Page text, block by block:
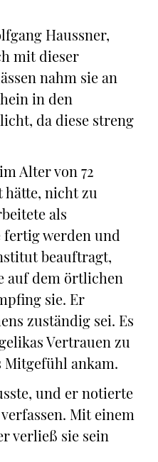
Haussner,
mit dieser
nahm sie an
in den
da diese streng
Alter von 72
hätte, nicht zu
als
werden und
beauftragt,
auf dem örtlichen
sie. Er
zuständig sei. Es
Vertrauen zu
ankam.
und er notierte
Mit einem
verließ sie sein